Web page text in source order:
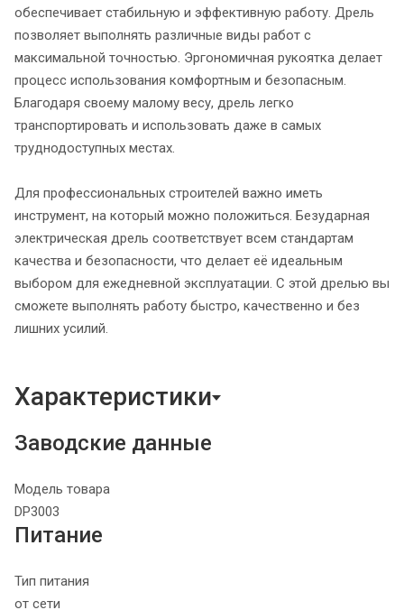
обеспечивает стабильную и эффективную работу. Дрель
позволяет выполнять различные виды работ с
максимальной точностью. Эргономичная рукоятка делает
процесс использования комфортным и безопасным.
Благодаря своему малому весу, дрель легко
транспортировать и использовать даже в самых
труднодоступных местах.
Для профессиональных строителей важно иметь
инструмент, на который можно положиться. Безударная
электрическая дрель соответствует всем стандартам
качества и безопасности, что делает её идеальным
выбором для ежедневной эксплуатации. С этой дрелью вы
сможете выполнять работу быстро, качественно и без
лишних усилий.
Характеристики
Заводские данные
Модель товара
DP3003
Питание
Тип питания
от сети